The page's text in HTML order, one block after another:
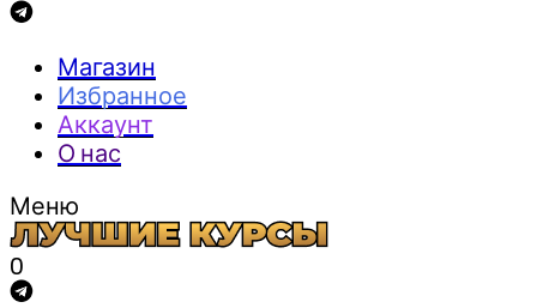
Магазин
Избранное
Аккаунт
О нас
Меню
0